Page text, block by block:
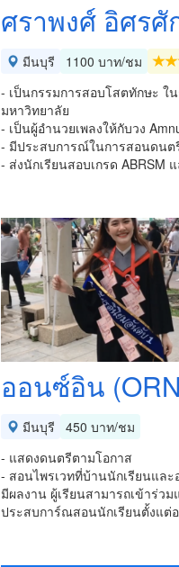
ศราพงศ์ อิศร
มีนบุรี 1100 บาท/ชม
- เป็นกรรมการสอบโสตทักษะ
มหาวิทยาลัย
- เป็นผู้อำนวยเพลงให้กับวง
- มีประสบการณ์ในการสอนดนต
- ส่งนักเรียนสอบเกรด ABRSM
ออนซ์อิน
มีนบุรี
450 บาท/ชม
- แสดงดนตรีตามโอกาส
- สอนไพรเวทที่บ้านนักเรียนแล
มีผลงาน ผู้เรียนสามารถเข้าร่
ประสบการ์ณสอนนักเรียนตั้งแต่